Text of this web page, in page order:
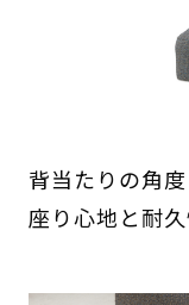
背当たりの角
座り心地と耐久